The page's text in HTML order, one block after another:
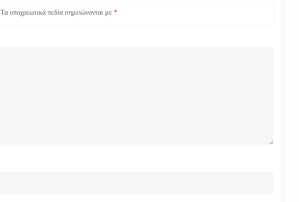
Τα υποχρεωτικά πεδία σημειώνονται με*